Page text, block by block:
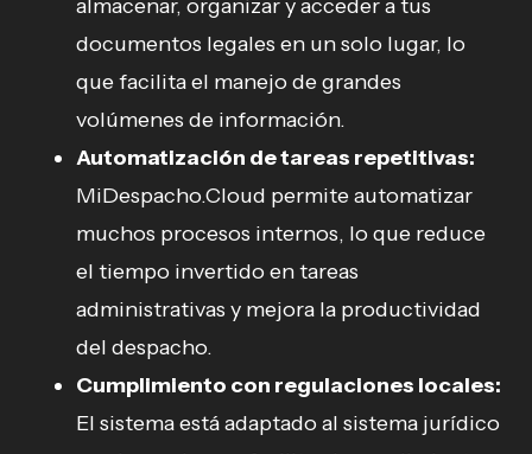
almacenar, organizar y acceder a tus
documentos legales en un solo lugar, lo
que facilita el manejo de grandes
volúmenes de información.
Automatización de tareas repetitivas:
MiDespacho.Cloud permite automatizar
muchos procesos internos, lo que reduce
el tiempo invertido en tareas
administrativas y mejora la productividad
del despacho.
Cumplimiento con regulaciones locales:
El sistema está adaptado al sistema jurídico